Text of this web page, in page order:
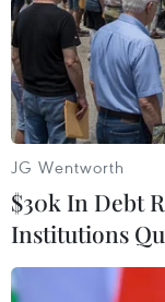
JG Wentworth
$30k In Debt
Institutions